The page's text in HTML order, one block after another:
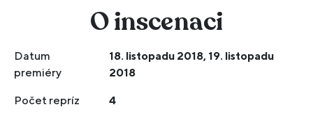
O inscenaci
Datum
premiéry
18. listopadu 2018, 19. listopadu
2018
Počet repríz 4